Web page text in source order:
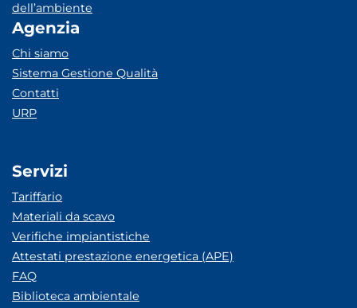
dell’ambiente
Agenzia
Chi siamo
Sistema Gestione Qualità
Contatti
URP
Servizi
Tariffario
Materiali da scavo
Verifiche impiantistiche
Attestati prestazione energetica (APE)
FAQ
Biblioteca ambientale